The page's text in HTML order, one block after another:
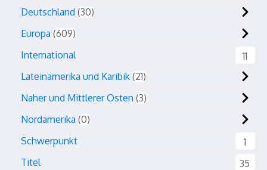
Deutschland 30
Europa 609
International
11
Lateinamerika und Karibik 21
Naher und Mittlerer Osten 3
Nordamerika 0
Schwerpunkt
1
Titel
35